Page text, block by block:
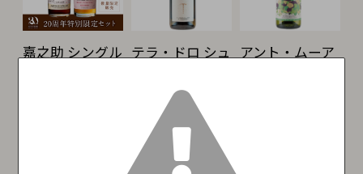
嘉之助 シングル テラ・ドロ シュ
Terra d’oro
CHENIN BLANC
& VIOGNIER
￥3,080
（税込）
アント・ムーア